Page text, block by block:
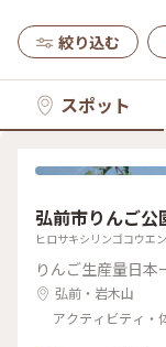
絞り込む
スポット
弘前市りんご公
ヒロサキシリンゴコウエン
りんご生産量日
弘前・岩木山
アクティビティ・